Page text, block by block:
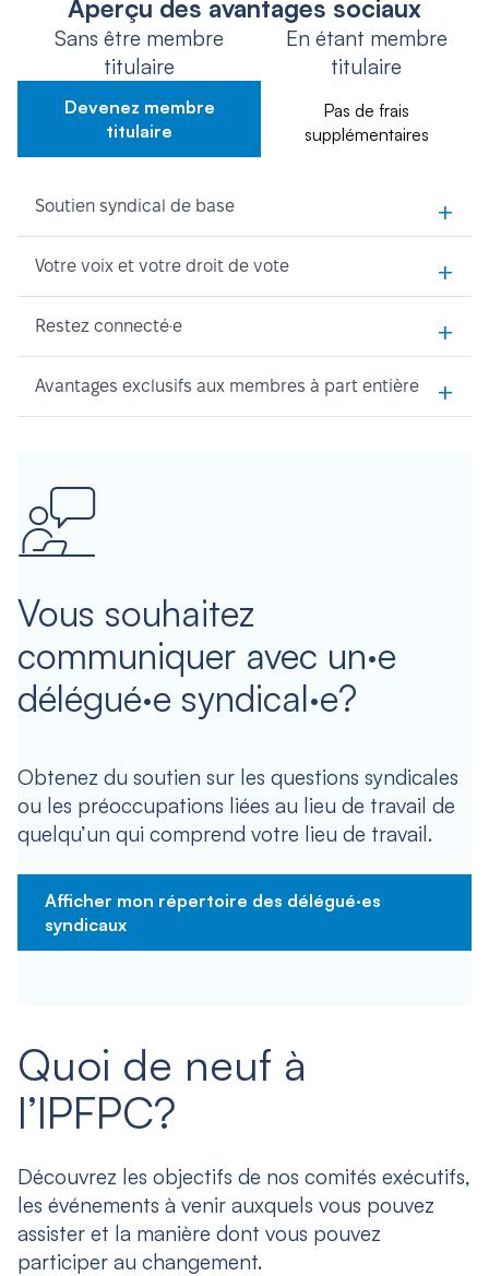
Aperçu des avantages sociaux
Sans être membre
titulaire
Devenez membre
titulaire
En étant membre
titulaire
Pas de frais
supplémentaires
Soutien syndical de base +
Votre voix et votre droit de vote +
Restez connecté·e +
Avantages exclusifs aux membres à part entière +
Vous souhaitez
communiquer avec un·e
délégué·e syndical·e?
Obtenez du soutien sur les questions syndicales
ou les préoccupations liées au lieu de travail de
quelqu’un qui comprend votre lieu de travail.
Afficher mon répertoire des délégué·es
syndicaux
Quoi de neuf à
l’IPFPC?
Découvrez les objectifs de nos comités exécutifs,
les événements à venir auxquels vous pouvez
assister et la manière dont vous pouvez
participer au changement.